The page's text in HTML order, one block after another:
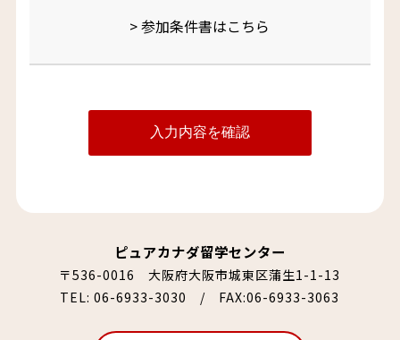
> 参加条件書はこちら
入力内容を確認
ピュアカナダ留学センター
〒536-0016 大阪府大阪市城東区蒲生1-1-13
TEL:06-6933-3030 / FAX:06-6933-3063